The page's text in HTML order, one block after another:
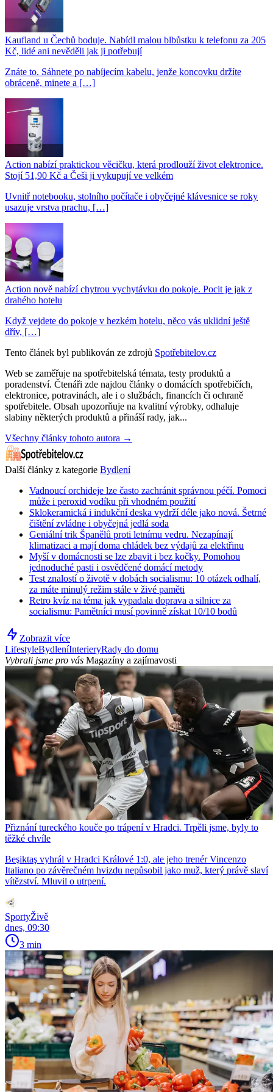
Kaufland u Čechů boduje. Nabídl malou blbůstku k telefonu za 205
Kč, lidé ani nevěděli jak ji potřebují
Znáte to. Sáhnete po nabíjecím kabelu, jenže koncovku držíte
obráceně, minete a […]
Action nabízí praktickou věcičku, která prodlouží život elektronice.
Stojí 51,90 Kč a Češi ji vykupují ve velkém
Uvnitř notebooku, stolního počítače i obyčejné klávesnice se roky
usazuje vrstva prachu, […]
Action nově nabízí chytrou vychytávku do pokoje. Pocit je jak z
drahého hotelu
Když vejdete do pokoje v hezkém hotelu, něco vás uklidní ještě
dřív, […]
Tento článek byl publikován ze zdrojů Spotřebitelov.cz
Web se zaměřuje na spotřebitelská témata, testy produktů a
poradenství. Čtenáři zde najdou články o domácích spotřebičích,
elektronice, potravinách, ale i o službách, financích či ochraně
spotřebitele. Obsah upozorňuje na kvalitní výrobky, odhaluje
slabiny některých produktů a přináší rady, jak...
Všechny články tohoto autora →
Další články z kategorie Bydlení
Vadnoucí orchideje lze často zachránit správnou péčí. Pomoci
může i peroxid vodíku při vhodném použití
Sklokeramická i indukční deska vydrží déle jako nová. Šetrné
čištění zvládne i obyčejná jedlá soda
Geniální trik Španělů proti letnímu vedru. Nezapínají
klimatizaci a mají doma chládek bez výdajů za elektřinu
Myší v domácnosti se lze zbavit i bez kočky. Pomohou
jednoduché pasti i osvědčené domácí metody
Test znalostí o životě v dobách socialismu: 10 otázek odhalí,
za máte minulý režim stále v živé paměti
Retro kvíz na téma jak vypadala doprava a silnice za
socialismu: Pamětníci musí povinně získat 10/10 bodů
Zobrazit více
LifestyleBydleníInterieryRady do domu
Vybrali jsme pro vás Magazíny a zajímavosti
Přiznání tureckého kouče po trápení v Hradci. Trpěli jsme, byly to
těžké chvíle
Beşiktaş vyhrál v Hradci Králové 1:0, ale jeho trenér Vincenzo
Italiano po závěrečném hvizdu nepůsobil jako muž, který právě slaví
vítězství. Mluvil o utrpení.
SportyŽivě
dnes, 09:30
3 min